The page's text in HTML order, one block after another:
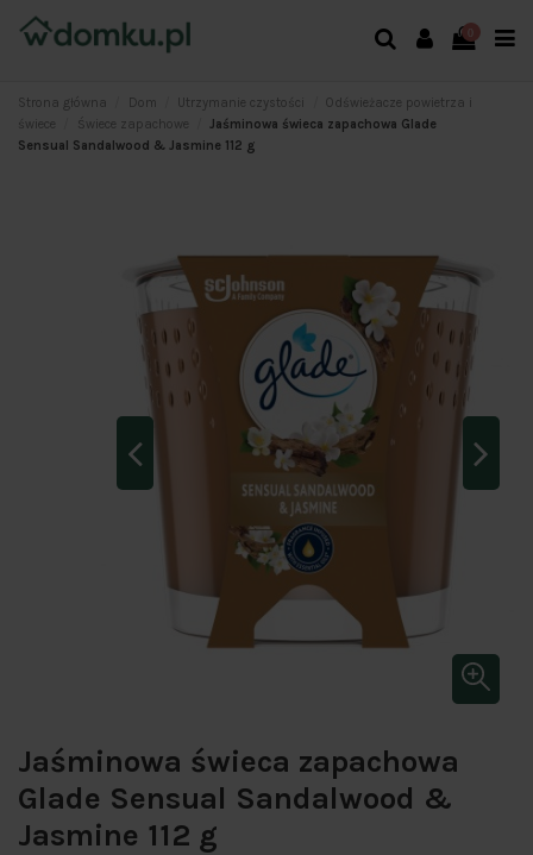
Strona główna Dom Utrzymanie czystości
Odświeżacze powietrza i
świece
Świece zapachowe
Jaśminowa świeca zapachowa Glade
Sensual Sandalwood & Jasmine 112 g
Jaśminowa świeca zapachowa
Glade Sensual Sandalwood &
Jasmine 112 g